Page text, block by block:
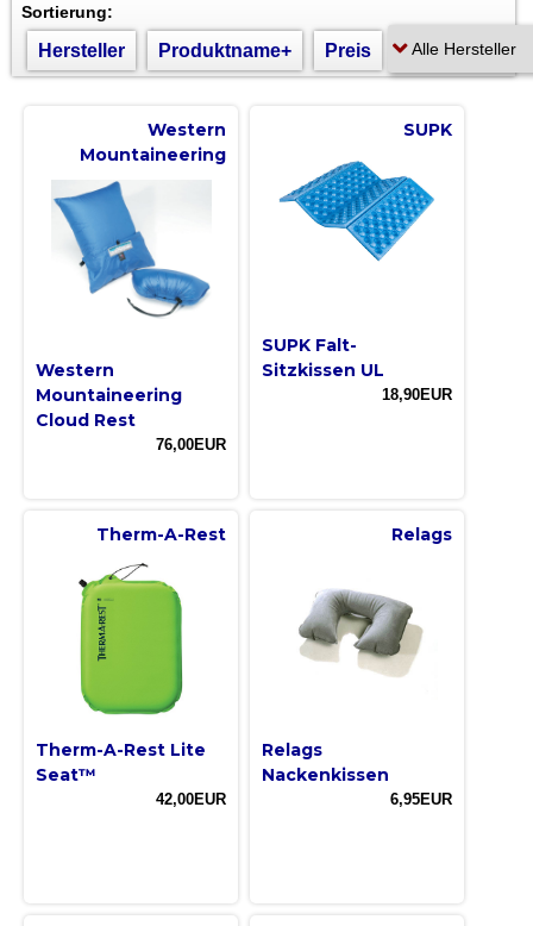
Sortierung:
Hersteller Produktname+ Preis
Western
Mountaineering
Western
Mountaineering
Cloud Rest
76,00EUR
SUPK
SUPK Falt-
Sitzkissen UL
18,90EUR
Therm-A-Rest
Therm-A-Rest Lite
Seat™
42,00EUR
Relags
Relags
Nackenkissen
6,95EUR